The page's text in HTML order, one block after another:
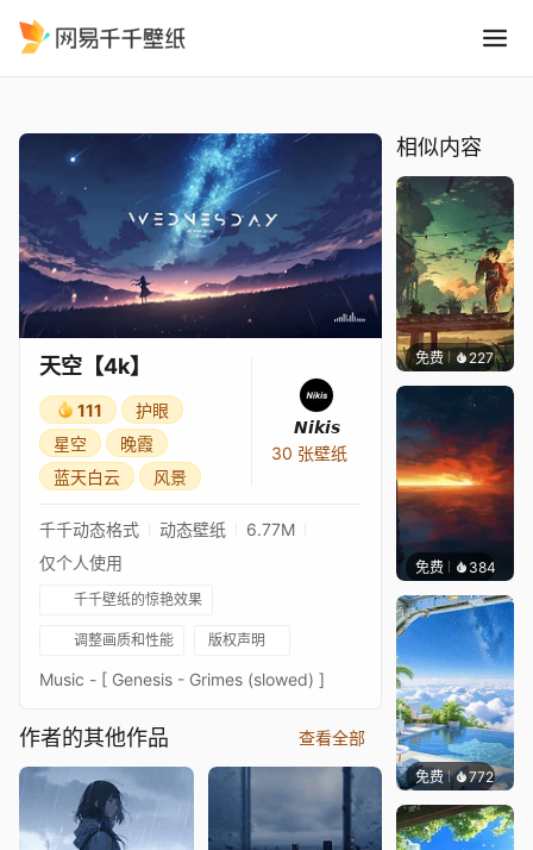
天空【4k】
111
护眼
星空
晚霞
蓝天白云
风景
𝙉𝙞𝙠𝙞𝙨
30 张壁纸
千千动态格式 动态壁纸
6.77M
仅个人使用
千千壁纸的惊艳效果
调整画质和性能 版权声明
Music - [ Genesis - Grimes (slowed) ]
作者的其他作品 查看全部
相似内容
免费 227Max
免费 384辰东
免费 772豆子